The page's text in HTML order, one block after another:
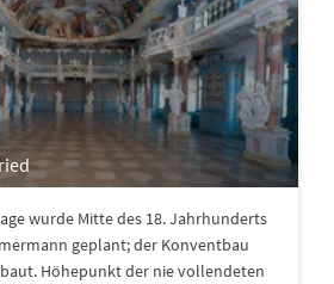
wurde Mitte des 18. Jahrhunderts
geplant; der Konventbau
Höhepunkt der nie vollendeten